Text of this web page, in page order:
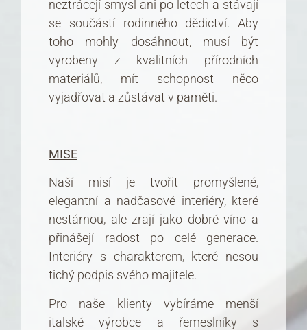
neztrácejí smysl ani po letech a stávají
se součástí rodinného dědictví. Aby
toho mohly dosáhnout, musí být
vyrobeny z kvalitních přírodních
materiálů, mít schopnost něco
vyjadřovat a zůstávat v paměti.
MISE
Naší misí je tvořit promyšlené,
elegantní a nadčasové interiéry, které
nestárnou, ale zrají jako dobré víno a
přinášejí radost po celé generace.
Interiéry s charakterem, které nesou
tichý podpis svého majitele.
Pro naše klienty vybíráme menší
italské výrobce a řemeslníky s